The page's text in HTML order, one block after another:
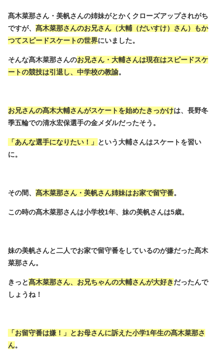
髙木菜那さん・美帆さんの姉妹がとかくクローズアップされがち
ですが、 髙木菜那さんのお兄さん（大輔（だいすけ）さん）もか
つてスピードスケートの世界にいました。
そんな髙木菜那さんのお兄さん・大輔さんは現在はスピードスケ
ートの競技は引退し、中学校の教諭。
お兄さんの髙木大輔さんがスケートを始めたきっかけは、長野冬
季五輪での清水宏保選手の金メダルだったそう。
「あんな選手になりたい！」 という大輔さんはスケートを習い
に。
その間、 髙木菜那さん・美帆さん姉妹はお家で留守番。
この時の髙木菜那さんは小学校1年、妹の美帆さんは5歳。
妹の美帆さんと二人でお家で留守番をしているのが嫌だった髙木
菜那さん。
きっと髙木菜那さん、お兄ちゃんの大輔さんが大好きだったんで
しょうね！
「お留守番は嫌！」とお母さんに訴えた小学1年生の髙木菜那さ
ん。